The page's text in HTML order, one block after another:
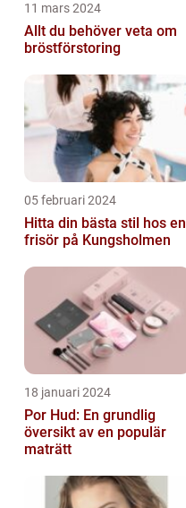
11 mars 2024
Allt du behöver veta om
bröstförstoring
05 februari 2024
Hitta din bästa stil hos en
frisör på Kungsholmen
18 januari 2024
Por Hud: En grundlig
översikt av en populär
maträtt